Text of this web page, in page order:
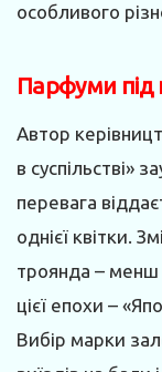
особливого
Парфуми під
Автор
в суспільстві»
перевага
однієї квітки.
троянда – менш
цієї епохи –
Вибір марки